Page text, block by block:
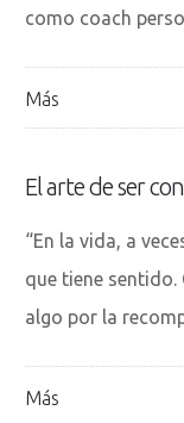
como coach
Más
El arte de ser
“En la vida, a
que tiene sentido.
algo por la
Más